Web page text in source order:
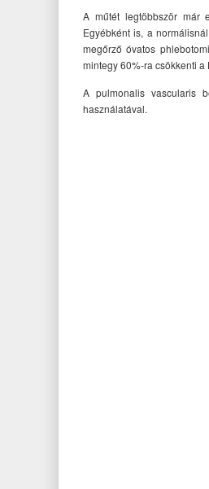
A műtét legtöbbször már
Egyébként is, a
megőrző óvatos
mintegy 60%-ra csökkenti a
A pulmonalis vascularis
használatával.